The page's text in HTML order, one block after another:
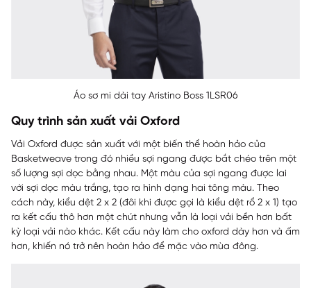
Áo sơ mi dài tay Aristino Boss 1LSR06
Quy trình sản xuất vải Oxford
Vải Oxford được sản xuất với một biến thể hoàn hảo của
Basketweave trong đó nhiều sợi ngang được bắt chéo trên một
số lượng sợi dọc bằng nhau. Một màu của sợi ngang được lai
với sợi dọc màu trắng, tạo ra hình dạng hai tông màu. Theo
cách này, kiểu dệt 2 x 2 (đôi khi được gọi là kiểu dệt rổ 2 x 1) tạo
ra kết cấu thô hơn một chút nhưng vẫn là loại vải bền hơn bất
kỳ loại vải nào khác. Kết cấu này làm cho oxford dày hơn và ấm
hơn, khiến nó trở nên hoàn hảo để mặc vào mùa đông.